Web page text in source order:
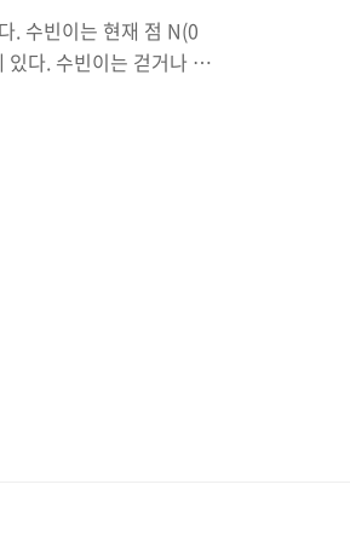
. 수빈이는 현재 점 N(0
다. 수빈이는 걷거나 순
시작하는지에 따라 체감